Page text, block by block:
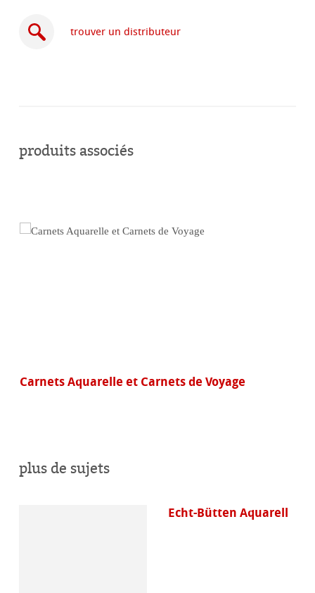
trouver un distributeur
ligne
produits associés
Carnets Aquarelle et Carnets de Voyage
plus de sujets
Echt-Bütten Aquarell